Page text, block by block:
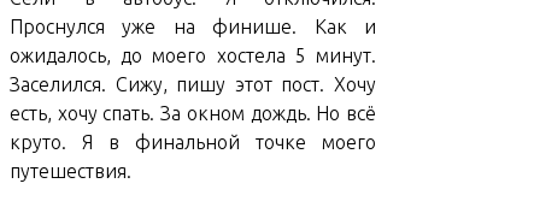
Проснулся уже на финише. Как и
ожидалось, до моего хостела 5 минут.
Заселился. Сижу, пишу этот пост. Хочу
есть, хочу спать. За окном дождь. Но всё
круто. Я в финальной точке моего
путешествия.